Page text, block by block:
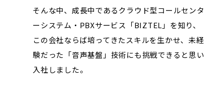
そんな中、成長中であるクラウド型コールセンタ
ーシステム・PBXサービス「BIZTEL」を知り、
この会社ならば培ってきたスキルを生かせ、未経
験だった「音声基盤」技術にも挑戦できると思い
入社しました。